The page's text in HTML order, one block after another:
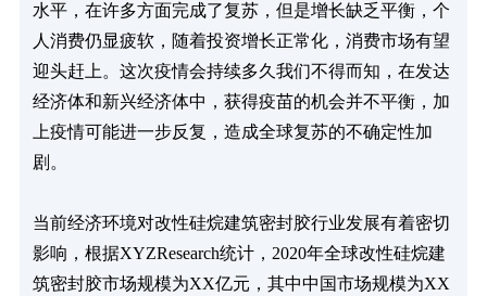
水平，在许多方面完成了复苏，但是增长缺乏平衡，个
人消费仍显疲软，随着投资增长正常化，消费市场有望
迎头赶上。这次疫情会持续多久我们不得而知，在发达
经济体和新兴经济体中，获得疫苗的机会并不平衡，加
上疫情可能进一步反复，造成全球复苏的不确定性加
剧。
当前经济环境对改性硅烷建筑密封胶行业发展有着密切
影响，根据XYZResearch统计，2020年全球改性硅烷建
筑密封胶市场规模为XX亿元，其中中国市场规模为XX